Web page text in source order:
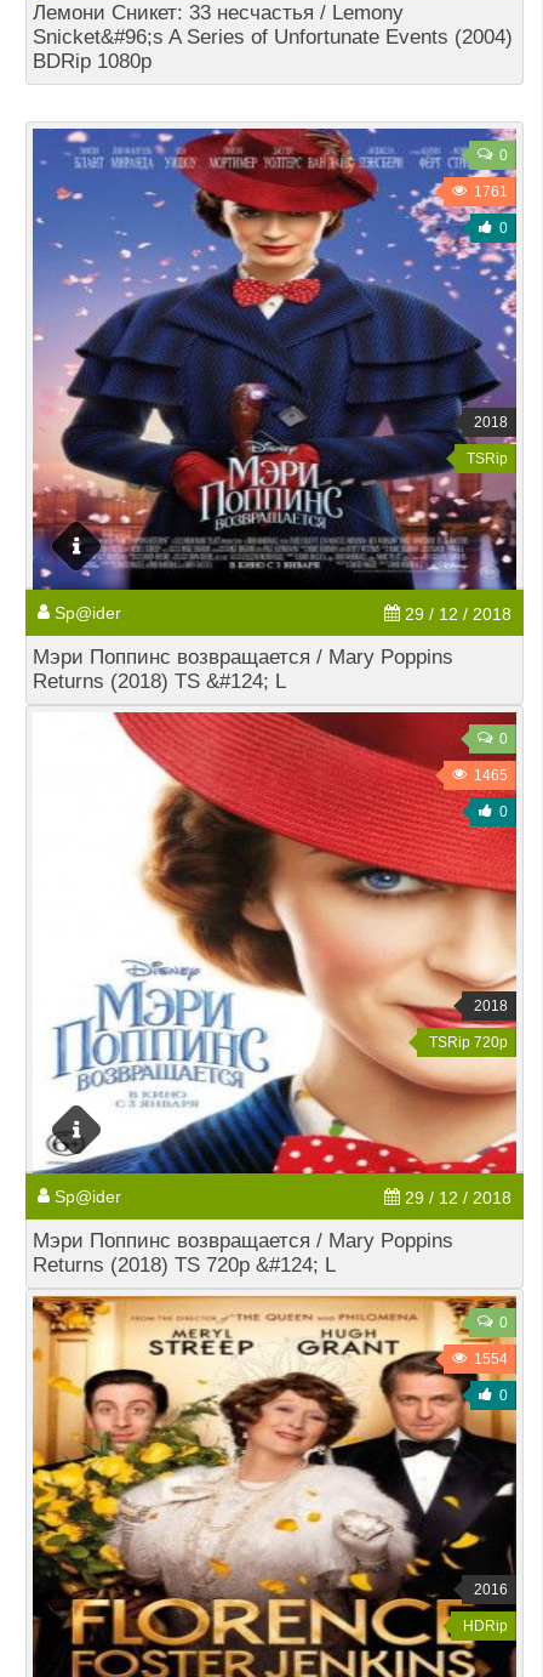
Лемони Сникет: 33 несчастья / Lemony
Snicket&#96;s A Series of Unfortunate Events (2004)
BDRip 1080p
0
1761
0
2018
TSRip
Sp@ider 29 / 12 / 2018
Мэри Поппинс возвращается / Mary Poppins
Returns (2018) TS &#124; L
0
1465
0
2018
TSRip 720p
Sp@ider 29 / 12 / 2018
Мэри Поппинс возвращается / Mary Poppins
Returns (2018) TS 720p &#124; L
0
1554
0
2016
HDRip